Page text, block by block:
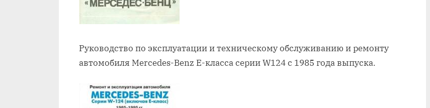
Руководство по эксплуатации и техническому обслуживанию и ремонту
автомобиля Mercedes-Benz E-класса серии W124 с 1985 года выпуска.